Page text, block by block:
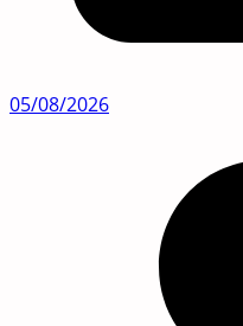
05/08/2026